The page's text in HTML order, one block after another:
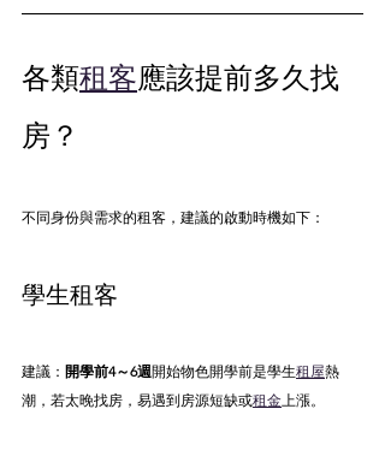
各類租客應該提前多久找
房？
不同身份與需求的租客，建議的啟動時機如下：
學生租客
建議： 開學前4～6週開始物色開學前是學生租屋熱
潮，若太晚找房，易遇到房源短缺或租金上漲。